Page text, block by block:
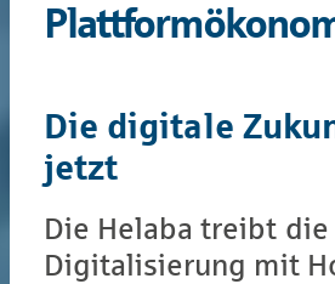
Die digitale
jetzt
Die Helaba treibt die
Digitalisierung mit